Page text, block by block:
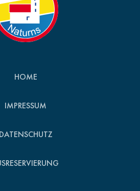
HOME
IMPRESSUM
DATENSCHUTZ